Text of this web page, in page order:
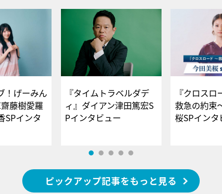
！げーみん
藤樹愛羅
SPインタ
『タイムトラベルダデ
ィ』ダイアン津田篤宏S
Pインタビュー
『クロス
救急の約束
桜SPイ
ピックアップ記事をもっと見る